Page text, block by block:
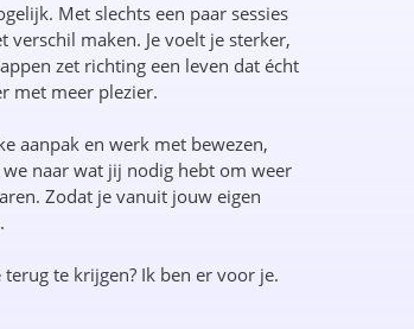
Met slechts een paar sessies
maken. Je voelt je sterker,
zet richting een leven dat écht
met meer plezier.
aanpak en werk met bewezen,
naar wat jij nodig hebt om weer
Zodat je vanuit jouw eigen
te krijgen? Ik ben er voor je.